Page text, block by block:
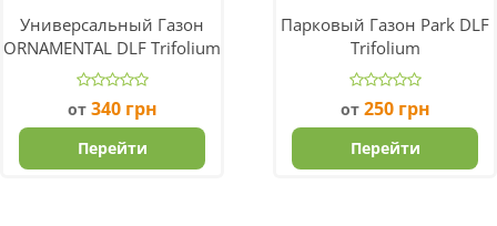
Универсальный Газон
ORNAMENTAL DLF Trifolium
от 340 грн
Перейти
Парковый Газон Park DLF
Trifolium
от 250 грн
Перейти